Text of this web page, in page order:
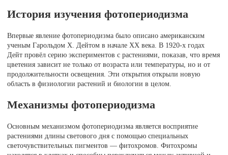
История изучения фотопериодизма
Впервые явление фотопериодизма было описано американским
ученым Гарольдом Х. Дейтом в начале XX века. В 1920-х годах
Дейт провёл серию экспериментов с растениями, показав, что время
цветения зависит не только от возраста или температуры, но и от
продолжительности освещения. Эти открытия открыли новую
область в физиологии растений и биологии в целом.
Механизмы фотопериодизма
Основным механизмом фотопериодизма является восприятие
растениями длины светового дня с помощью специальных
светочувствительных пигментов — фитохромов. Фитохромы